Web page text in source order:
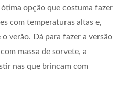
opção que costuma fazer
com temperaturas altas e,
verão. Dá para fazer a versão
massa de sorvete, a
nas que brincam com